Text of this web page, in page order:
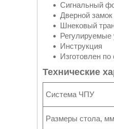
Сигнальный
Дверной
Шнековый
Регулируемые
Инструкция
Изготовлен
Технические
Система ЧПУ
Размеры стола, мм